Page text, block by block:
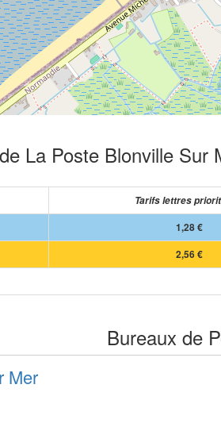
La Poste Blonville Sur
Tarifs lettres
1,28 €
2,56 €
Bureaux de
Mer